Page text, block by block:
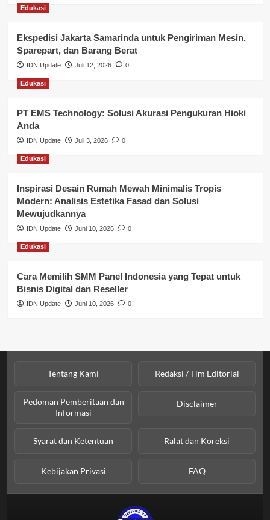
Layanan Publik Kabupaten Banyuasin
Nasional
Pemerintahan
Pendidikan
Perbankan & Keuangan
Perpajakan & Keuangan
Profil Wilayah Banyuasin
Sosial & Budaya
Sosial & Kesejahteraan
Edukasi
Ekspedisi Jakarta Samarinda untuk Pengiriman Mesin,
Sparepart, dan Barang Berat
IDN Update Juli 12, 2026 0
Edukasi
PT EMS Technology: Solusi Akurasi Pengukuran Hioki
Anda
IDN Update Juli 3, 2026 0
Edukasi
Inspirasi Desain Rumah Mewah Minimalis Tropis
Modern: Analisis Estetika Fasad dan Solusi
Mewujudkannya
IDN Update Juni 10, 2026 0
Edukasi
Cara Memilih SMM Panel Indonesia yang Tepat untuk
Bisnis Digital dan Reseller
IDN Update Juni 10, 2026 0
Tentang Kami Redaksi / Tim Editorial
Pedoman Pemberitaan dan
Informasi
Disclaimer
Syarat dan Ketentuan Ralat dan Koreksi
Kebijakan Privasi FAQ